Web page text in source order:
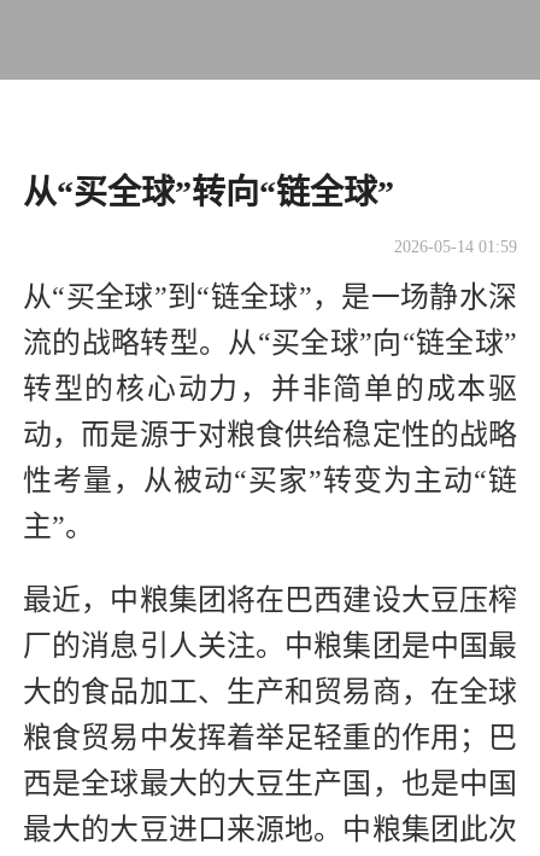
从“买全球”转向“链全球”
2026-05-14 01:59
从“买全球”到“链全球”，是一场静水深
流的战略转型。从“买全球”向“链全球”
转型的核心动力，并非简单的成本驱
动，而是源于对粮食供给稳定性的战略
性考量，从被动“买家”转变为主动“链
主”。
最近，中粮集团将在巴西建设大豆压榨
厂的消息引人关注。中粮集团是中国最
大的食品加工、生产和贸易商，在全球
粮食贸易中发挥着举足轻重的作用；巴
西是全球最大的大豆生产国，也是中国
最大的大豆进口来源地。中粮集团此次